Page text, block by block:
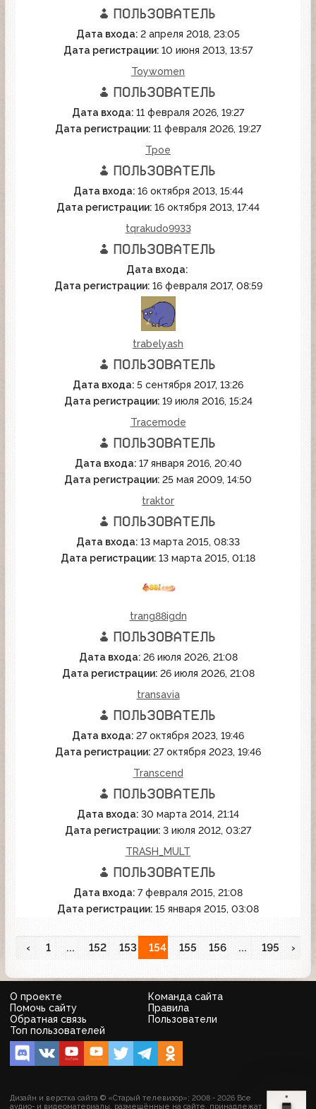
Дата входа: 2 апреля 2018, 23:05
Дата регистрации: 10 июня 2013, 13:57
Toywomen
Дата входа: 11 февраля 2026, 19:27
Дата регистрации: 11 февраля 2026, 19:27
Tpoe
Дата входа: 16 октября 2013, 15:44
Дата регистрации: 16 октября 2013, 17:44
tqrakudo9933
Дата входа:
Дата регистрации: 16 февраля 2017, 08:59
trabelyash
Дата входа: 5 сентября 2017, 13:26
Дата регистрации: 19 июля 2016, 15:24
Tracemode
Дата входа: 17 января 2016, 20:40
Дата регистрации: 25 мая 2009, 14:50
traktor
Дата входа: 13 марта 2015, 08:33
Дата регистрации: 13 марта 2015, 01:18
trang88igdn
Дата входа: 26 июля 2026, 21:08
Дата регистрации: 26 июля 2026, 21:08
transavia
Дата входа: 27 октября 2023, 19:46
Дата регистрации: 27 октября 2023, 19:46
Transcend
Дата входа: 30 марта 2014, 21:14
Дата регистрации: 3 июля 2012, 03:27
TRASH_MULT
Дата входа: 7 февраля 2015, 21:08
Дата регистрации: 15 января 2015, 03:08
‹ 1 ... 152 153 154 155 156 ... 195 ›
О проекте
Команда сайта
Помочь сайту
Правила
Обратная связь
Пользователи
Топ пользователей
Дизайн и верстка сайта © «Старый телевизор»; 2008 - 2026 Все
аудио- и видеоматериалы, размещённые на сайте, принадлежат